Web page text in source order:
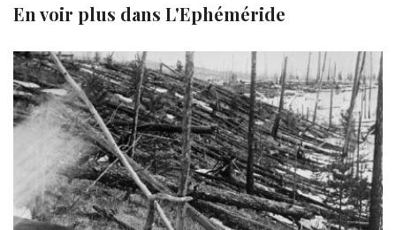
En voir plus dans L'Ephéméride